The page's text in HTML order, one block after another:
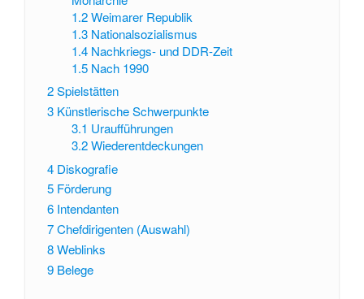
1.2 Weimarer Republik
1.3 Nationalsozialismus
1.4 Nachkriegs- und DDR-Zeit
1.5 Nach 1990
2Spielstätten
3 Künstlerische Schwerpunkte
3.1 Uraufführungen
3.2 Wiederentdeckungen
4 Diskografie
5 Förderung
6 Intendanten
7Chefdirigenten (Auswahl)
8Weblinks
9 Belege